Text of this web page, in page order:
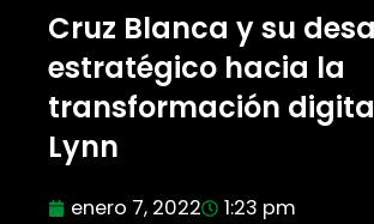
Cruz Blanca y su
estratégico hacia la
transformación
Lynn
enero 7, 2022 1:23 pm